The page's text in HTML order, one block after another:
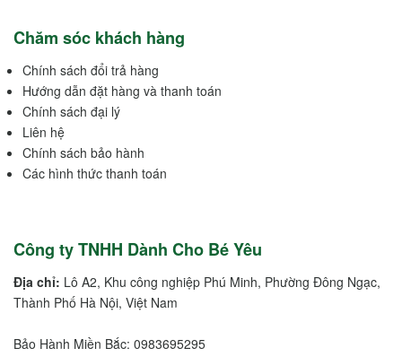
Chăm sóc khách hàng
Chính sách đổi trả hàng
Hướng dẫn đặt hàng và thanh toán
Chính sách đại lý
Liên hệ
Chính sách bảo hành
Các hình thức thanh toán
Công ty TNHH Dành Cho Bé Yêu
Địa chỉ: Lô A2, Khu công nghiệp Phú Minh, Phường Đông Ngạc,
Thành Phố Hà Nội, Việt Nam
Bảo Hành Miền Bắc: 0983695295